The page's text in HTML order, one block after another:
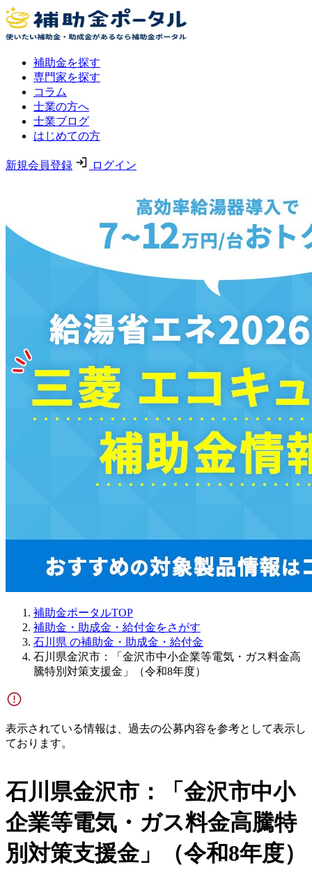
補助金を探す
専門家を探す
コラム
士業の方へ
士業ブログ
はじめての方
新規会員登録 ログイン
補助金ポータルTOP
補助金・助成金・給付金をさがす
石川県 の補助金・助成金・給付金
石川県金沢市：「金沢市中小企業等電気・ガス料金高
騰特別対策支援金」（令和8年度）
表示されている情報は、過去の公募内容を参考として表示し
ております。
石川県金沢市：「金沢市中小
企業等電気・ガス料金高騰特
別対策支援金」（令和8年度）